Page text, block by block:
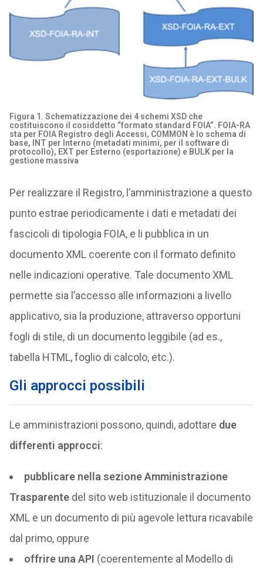
Figura 1. Schematizzazione dei 4 schemi XSD che
costituiscono il cosiddetto “formato standard FOIA”. FOIA-RA
sta per FOIA Registro degli Accessi, COMMON è lo schema di
base, INT per Interno (metadati minimi, per il software di
protocollo), EXT per Esterno (esportazione) e BULK per la
gestione massiva
Per realizzare il Registro, l’amministrazione a questo
punto estrae periodicamente i dati e metadati dei
fascicoli di tipologia FOIA, e li pubblica in un
documento XML coerente con il formato definito
nelle indicazioni operative. Tale documento XML
permette sia l’accesso alle informazioni a livello
applicativo, sia la produzione, attraverso opportuni
fogli di stile, di un documento leggibile (ad es.,
tabella HTML, foglio di calcolo, etc.).
Gli approcci possibili
Le amministrazioni possono, quindi, adottare due
differenti approcci:
pubblicare nella sezione Amministrazione
Trasparentedel sito web istituzionale il documento
XML e un documento di più agevole lettura ricavabile
dal primo, oppure
offrire una API (coerentemente al Modello di